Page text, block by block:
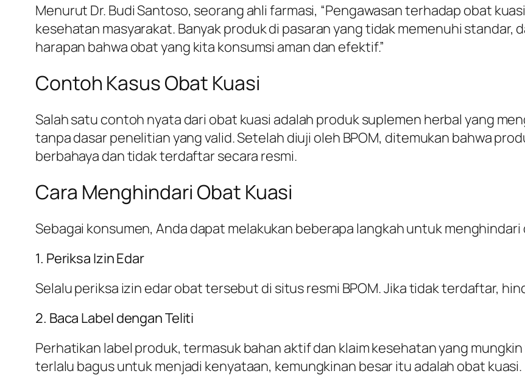
Menurut Dr. Budi Santoso, seorang ahli farmasi, “Pengawasan terhadap obat
kesehatan masyarakat. Banyak produk di pasaran yang tidak memenuhi standar,
harapan bahwa obat yang kita konsumsi aman dan efektif.”
Contoh Kasus Obat Kuasi
Salah satu contoh nyata dari obat kuasi adalah produk suplemen herbal yang
tanpa dasar penelitian yang valid. Setelah diuji oleh BPOM, ditemukan bahwa
berbahaya dan tidak terdaftar secara resmi.
Cara Menghindari Obat Kuasi
Sebagai konsumen, Anda dapat melakukan beberapa langkah untuk menghindari
1. Periksa Izin Edar
Selalu periksa izin edar obat tersebut di situs resmi BPOM. Jika tidak terdaftar,
2. Baca Label dengan Teliti
Perhatikan label produk, termasuk bahan aktif dan klaim kesehatan yang
terlalu bagus untuk menjadi kenyataan, kemungkinan besar itu adalah obat kuasi.